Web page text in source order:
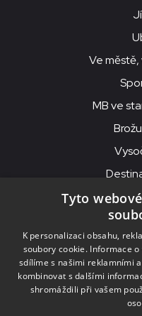
Ve městě,
MB ve
© 2026MKS
MKS Beseda,
IČO: 00091758, DIČ:
Tyto
K personalizaci obsahu,
soubory cookie. Informace
sdílíme s našimi reklamními
kombinovat s dalšími
shromáždili při vašem